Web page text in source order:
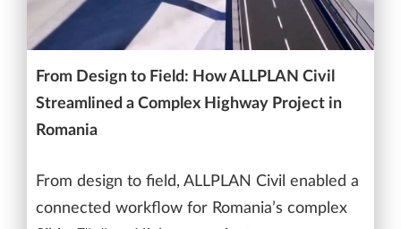
From Design to Field: How ALLPLAN Civil
Streamlined a Complex Highway Project in
Romania
From design to field, ALLPLAN Civil enabled a
connected workflow for Romania’s complex